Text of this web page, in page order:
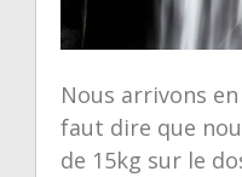
Nous arrivons
faut dire que
de 15kg sur le